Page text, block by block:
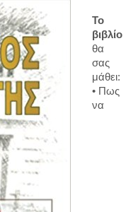
Το
βιβλίο
θα
σας
μάθει:
• Πως
να